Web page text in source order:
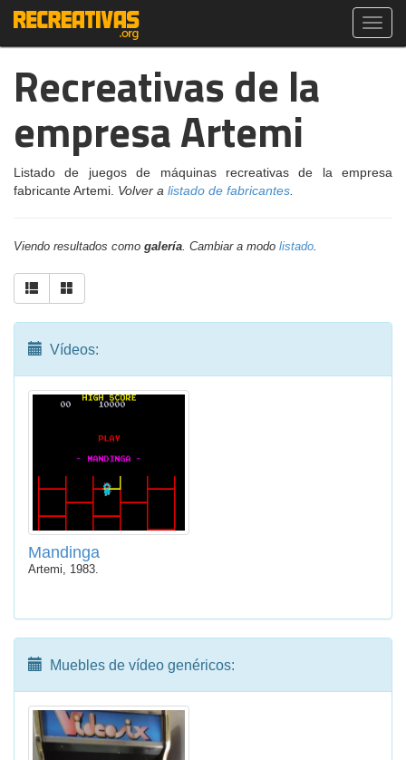
Recreativas de la
empresa Artemi
Listado de juegos de máquinas recreativas de la empresa
fabricante Artemi. Volver a listado de fabricantes
Viendo resultados como galería. Cambiar a modo listado.
Vídeos:
Mandinga
Artemi, 1983.
Muebles de vídeo genéricos: